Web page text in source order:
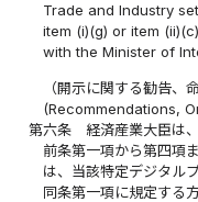
Trade and Industry
item (i)(g) or item
with the Minister of
（開示に関する勧告、
(Recommendations,
第六条
経済産業大臣は
前条第一項から第四項
は、当該特定デジタル
同条第一項に規定する